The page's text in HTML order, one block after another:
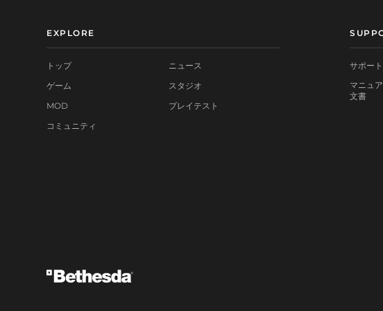
EXPLORE
トップ
ゲーム
MOD
コミュニティ
ニュース
スタジオ
プレイテスト
サポー
マニュ
文書